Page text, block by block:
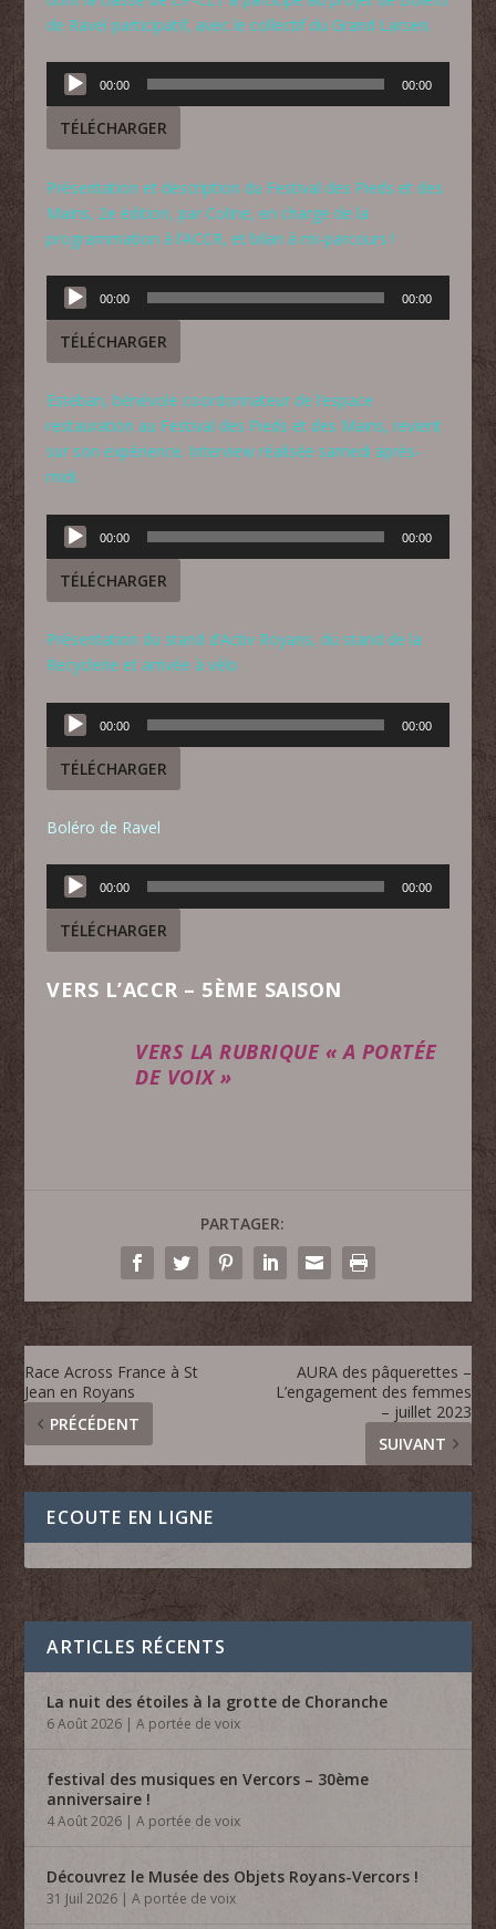
de Ravel participatif, avec le collectif du Grand Larsen.
Lecteur
audio
00:00 00:00
TÉLÉCHARGER
Présentation et description du Festival des Pieds et des
Mains, 2e édition, par Coline, en charge de la
programmation à l’ACCR, et bilan à mi-parcours !
Lecteur
audio
00:00 00:00
TÉLÉCHARGER
Esteban, bénévole coordonnateur de l’espace
restauration au Festival des Pieds et des Mains, revient
sur son expérience. Interview réalisée samedi après-
midi.
Lecteur
audio
00:00 00:00
TÉLÉCHARGER
Présentation du stand d’Activ Royans, du stand de la
Recyclerie et arrivée à vélo
Lecteur
audio
00:00 00:00
TÉLÉCHARGER
Boléro de Ravel
Lecteur
audio
00:00 00:00
TÉLÉCHARGER
VERS L’ACCR – 5ÈME SAISON
VERS LA RUBRIQUE « A PORTÉE
DE VOIX »
PARTAGER:
Race Across France à St
Jean en Royans
PRÉCÉDENT
AURA des pâquerettes –
L’engagement des femmes
– juillet 2023
SUIVANT
ECOUTE EN LIGNE
ARTICLES RÉCENTS
La nuit des étoiles à la grotte de Choranche
6 Août 2026 |A portée de voix
festival des musiques en Vercors – 30ème
anniversaire !
4 Août 2026 |A portée de voix
Découvrez le Musée des Objets Royans-Vercors !
31 Juil 2026 |A portée de voix